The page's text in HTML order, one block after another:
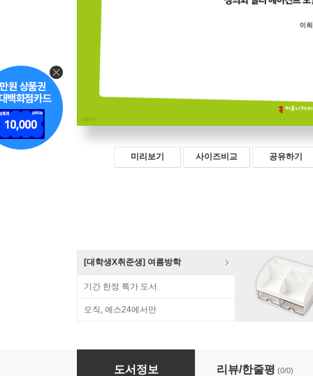
미리보기 사이즈비교 공유하기
[대학생X취준생] 여름방학
기간 한정 특가 도서
오직, 예스24에서만
인공지능과 윤리적 맥락 (큰글자책)
도서정보 리뷰/한줄평 (0/0)